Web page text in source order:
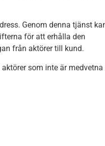
Genom denna tjänst
för att erhålla den
från aktörer till kund.
som inte är medvetna